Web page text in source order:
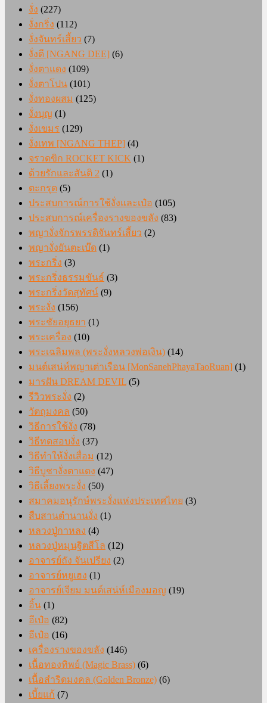
งั่ง (227)
งั่งกริ่ง (112)
งั่งจันทร์เสี้ยว (7)
งั่งดี [NGANG DEE] (6)
งั่งตาแดง (109)
งั่งตาโปน (101)
งั่งทองผสม (125)
งั่งบุญ (1)
งั่งเขมร (129)
งั่งเทพ [NGANG THEP] (4)
จรวดขิก ROCKET KICK (1)
ด้วยรักและสันติ 2 (1)
ตะกรุด (5)
ประสบการณ์การใช้งั่งและเป๋อ (105)
ประสบการณ์เครื่องรางของขลัง (83)
พญางั่งจักรพรรดิจันทร์เสี้ยว (2)
พญางั่งยันตะเบ๊ด (1)
พระกริ่ง (3)
พระกริ่งธรรมขันธ์ (3)
พระกริ่งวัดสุทัศน์ (9)
พระงั่ง (156)
พระชัยอยุธยา (1)
พระเครื่อง (10)
พระเฉลิมพล (พระงั่งหลวงพ่อเงิน) (14)
มนต์เสน่ห์พญาเต่าเรือน [MonSanehPhayaTaoRuan] (1)
มารฝัน DREAM DEVIL (5)
รีวิวพระงั่ง (2)
วัตถุมงคล (50)
วิธีการใช้งั่ง (78)
วิธีทดสอบงั่ง (37)
วิธีทำให้งั่งเสื่อม (12)
วิธีบูชางั่งตาแดง (47)
วิธีเลี้ยงพระงั่ง (50)
สมาคมอนุรักษ์พระงั่งแห่งประเทศไทย (3)
สืบสานตำนานงั่ง (1)
หลวงปู่กาหลง (4)
หลวงปู่หมุนฐิตสีโล (12)
อาจารย์ถัง จันเปรียง (2)
อาจารย์หยูเฮง (1)
อาจารย์เจียม มนต์เสน่ห์เมืองมอญ (19)
อิ้น (1)
อีเป๋อ (82)
อีเป๋อ (16)
เครื่องรางของขลัง (146)
เนื้อทองทิพย์ (Magic Brass) (6)
เนื้อสำริดมงคล (Golden Bronze) (6)
เบี้ยแก้ (7)